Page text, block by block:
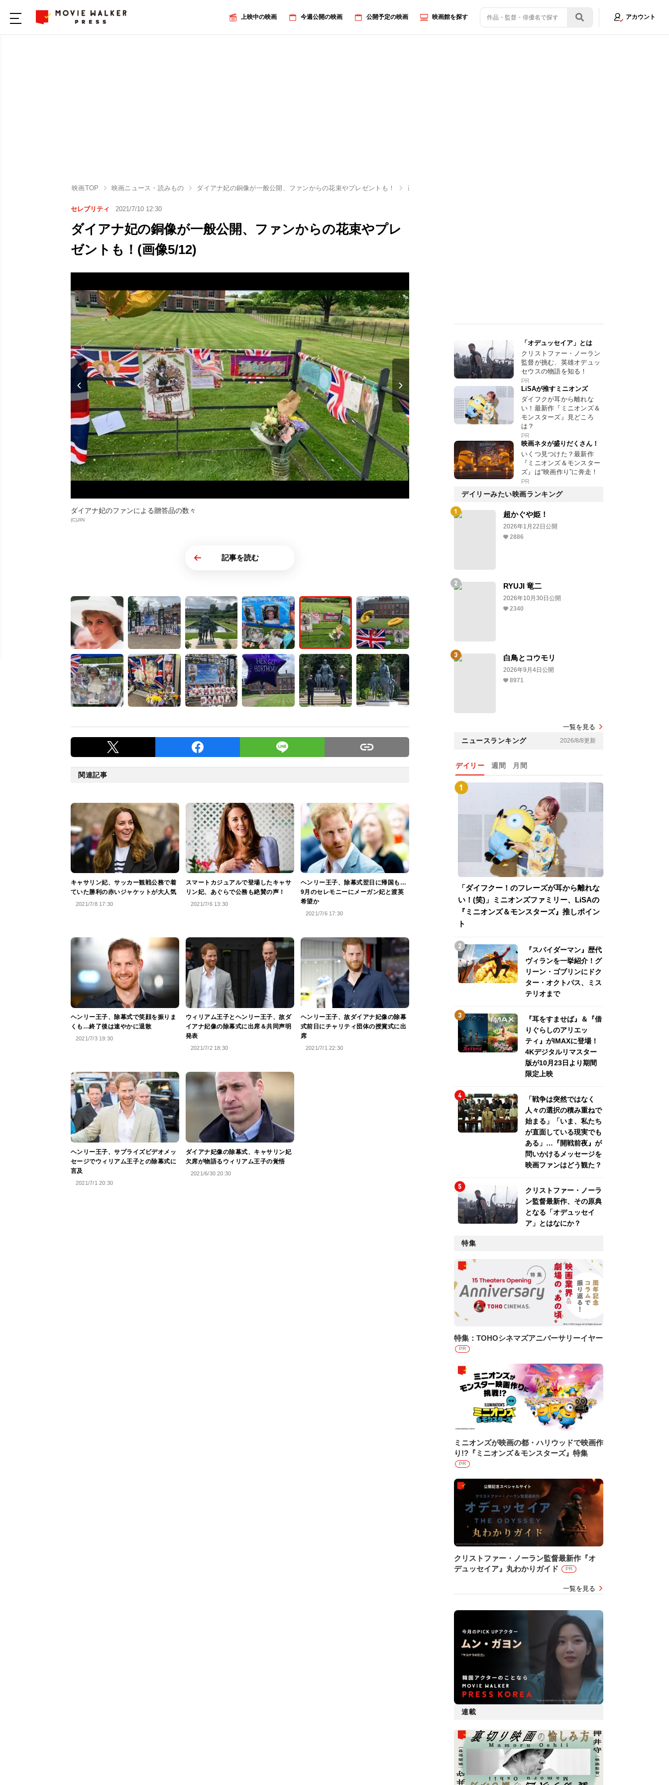
上映中の映画 今週公開の映画 公開予定の映画 映画館を探す アカウント
映画TOP 映画ニュース・読みもの ダイアナ妃の銅像が一般公開、ファンからの花束やプレゼントも！ 画像5/12
セレブリティ 2021/7/10 12:30
ダイアナ妃の銅像が一般公開、ファンからの花束やプレ
ゼントも！(画像5/12)
ダイアナ妃のファンによる贈答品の数々
(C)JIN
記事を読む
関連記事
キャサリン妃、サッカー観戦公務で着
ていた勝利の赤いジャケットが大人気
2021/7/8 17:30
スマートカジュアルで登場したキャサ
リン妃、あぐらで公務も絶賛の声！
2021/7/6 13:30
ヘンリー王子、除幕式翌日に帰国も…
9月のセレモニーにメーガン妃と渡英
希望か
2021/7/6 17:30
ヘンリー王子、除幕式で笑顔を振りま
くも…終了後は速やかに退散
2021/7/3 19:30
ウィリアム王子とヘンリー王子、故ダ
イアナ妃像の除幕式に出席＆共同声明
発表
2021/7/2 18:30
ヘンリー王子、故ダイアナ妃像の除幕
式前日にチャリティ団体の授賞式に出
席
2021/7/1 22:30
ヘンリー王子、サプライズビデオメッ
セージでウィリアム王子との除幕式に
言及
2021/7/1 20:30
ダイアナ妃像の除幕式、キャサリン妃
欠席が物語るウィリアム王子の覚悟
2021/6/30 20:30
「オデュッセイア」とは
クリストファー・ノーラン
監督が挑む、英雄オデュッ
セウスの物語を知る！
PR
LiSAが推すミニオンズ
ダイフクが耳から離れな
い！最新作『ミニオンズ＆
モンスターズ』見どころ
は？
PR
映画ネタが盛りだくさん！
いくつ見つけた？最新作
『ミニオンズ＆モンスター
ズ』は“映画作り”に奔走！
PR
デイリーみたい映画ランキング
超かぐや姫！
2026年1月22日公開
2886
RYUJI 竜二
2026年10月30日公開
2340
白鳥とコウモリ
2026年9月4日公開
8971
一覧を見る
ニュースランキング 2026/8/8更新
デイリー 週間 月間
「ダイフクー！のフレーズが耳から離れな
い！(笑)」ミニオンズファミリー、LiSAの
『ミニオンズ＆モンスターズ』推しポイン
ト
『スパイダーマン』歴代
ヴィランを一挙紹介！グ
リーン・ゴブリンにドク
ター・オクトパス、ミス
テリオまで
『耳をすませば』＆『借
りぐらしのアリエッ
ティ』がIMAXに登場！
4Kデジタルリマスター
版が10月23日より期間
限定上映
「戦争は突然ではなく
人々の選択の積み重ねで
始まる」「いま、私たち
が直面している現実でも
ある」…『開戦前夜』が
問いかけるメッセージを
映画ファンはどう観た？
クリストファー・ノーラ
ン監督最新作、その原典
となる「オデュッセイ
ア」とはなにか？
特集
特集：TOHOシネマズアニバーサリーイヤー
PR
ミニオンズが映画の都・ハリウッドで映画作
り!?『ミニオンズ＆モンスターズ』特集
PR
クリストファー・ノーラン監督最新作『オ
デュッセイア』丸わかりガイド
PR
一覧を見る
連載